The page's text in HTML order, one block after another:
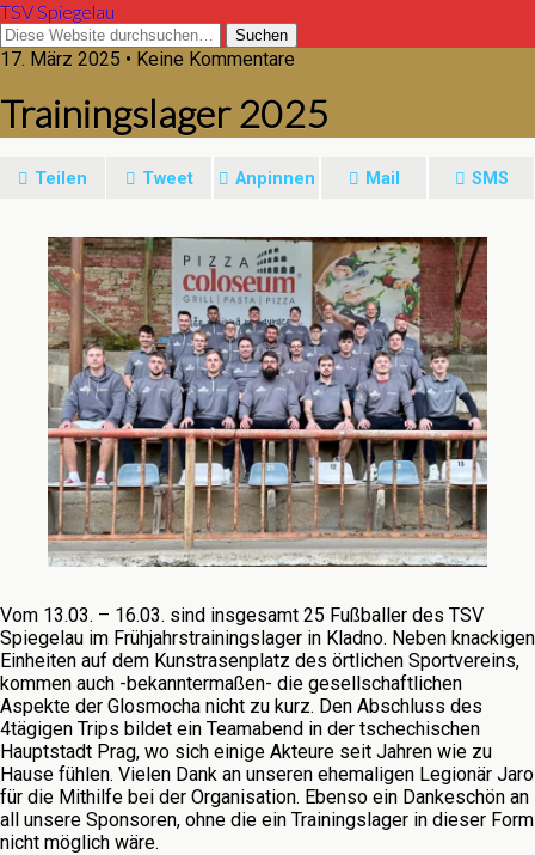
TSV Spiegelau
17. März 2025 • Keine Kommentare
Trainingslager 2025
Teilen Tweet Anpinnen Mail SMS
Vom 13.03. – 16.03. sind insgesamt 25 Fußballer des TSV
Spiegelau im Frühjahrstrainingslager in Kladno. Neben knackigen
Einheiten auf dem Kunstrasenplatz des örtlichen Sportvereins,
kommen auch -bekanntermaßen- die gesellschaftlichen
Aspekte der Glosmocha nicht zu kurz. Den Abschluss des
4tägigen Trips bildet ein Teamabend in der tschechischen
Hauptstadt Prag, wo sich einige Akteure seit Jahren wie zu
Hause fühlen. Vielen Dank an unseren ehemaligen Legionär Jaro
für die Mithilfe bei der Organisation. Ebenso ein Dankeschön an
all unsere Sponsoren, ohne die ein Trainingslager in dieser Form
nicht möglich wäre.